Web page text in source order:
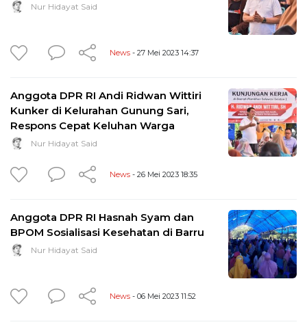
Nur Hidayat Said
News - 27 Mei 2023 14:37
Anggota DPR RI Andi Ridwan Wittiri
Kunker di Kelurahan Gunung Sari,
Respons Cepat Keluhan Warga
Nur Hidayat Said
News - 26 Mei 2023 18:35
Anggota DPR RI Hasnah Syam dan
BPOM Sosialisasi Kesehatan di Barru
Nur Hidayat Said
News - 06 Mei 2023 11:52